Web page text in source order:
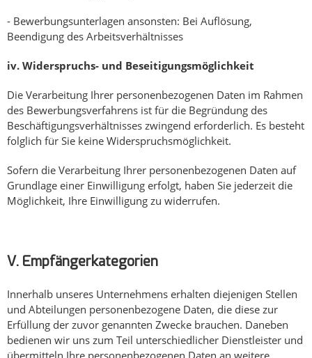
- Bewerbungsunterlagen ansonsten: Bei Auflösung,
Beendigung des Arbeitsverhältnisses
iv. Widerspruchs- und Beseitigungsmöglichkeit
Die Verarbeitung Ihrer personenbezogenen Daten im Rahmen
des Bewerbungsverfahrens ist für die Begründung des
Beschäftigungsverhältnisses zwingend erforderlich. Es besteht
folglich für Sie keine Widerspruchsmöglichkeit.
Sofern die Verarbeitung Ihrer personenbezogenen Daten auf
Grundlage einer Einwilligung erfolgt, haben Sie jederzeit die
Möglichkeit, Ihre Einwilligung zu widerrufen.
V. Empfängerkategorien
Innerhalb unseres Unternehmens erhalten diejenigen Stellen
und Abteilungen personenbezogene Daten, die diese zur
Erfüllung der zuvor genannten Zwecke brauchen. Daneben
bedienen wir uns zum Teil unterschiedlicher Dienstleister und